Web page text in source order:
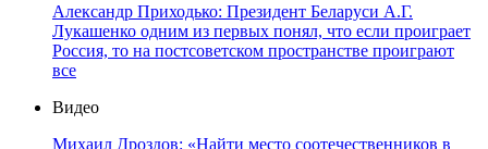
Александр Приходько: Президент Беларуси А.Г.
Лукашенко одним из первых понял, что если проиграет
Россия, то на постсоветском пространстве проиграют
все
Видео
Михаил Дроздов: «Найти место соотечественников в